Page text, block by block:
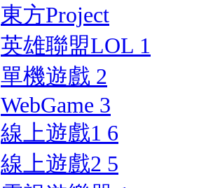
東方Project
英雄聯盟LOL 1
單機遊戲 2
WebGame 3
線上遊戲1 6
線上遊戲2 5